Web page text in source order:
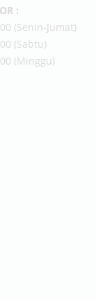
:
(Senin-Jumat)
(Sabtu)
(Minggu)